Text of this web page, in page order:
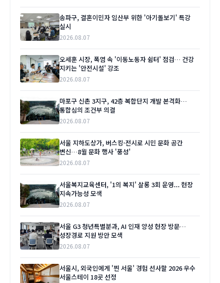
송파구, 결혼이민자 임산부 위한 '아기돌보기' 특강
실시
2026.08.07
오세훈 시장, 폭염 속 '이동노동자 쉼터' 점검… 건강
지키는 '안전시설' 강조
2026.08.07
마포구 신촌 3지구, 42층 복합단지 개발 본격화…
통합심의 조건부 의결
2026.08.07
서울 지하도상가, 버스킹·전시로 시민 문화 공간
변신…8월 문화 행사 '풍성'
2026.08.07
서울복지교육센터, '1의 복지' 살롱 3회 운영... 현장
지속가능성 모색
2026.08.07
서울 G3 청년특별분과, AI 인재 양성 현장 방문…
성장경로 지원 방안 모색
2026.08.07
서울시, 외국인에게 '찐 서울' 경험 선사할 2026 우수
서울스테이 18곳 선정